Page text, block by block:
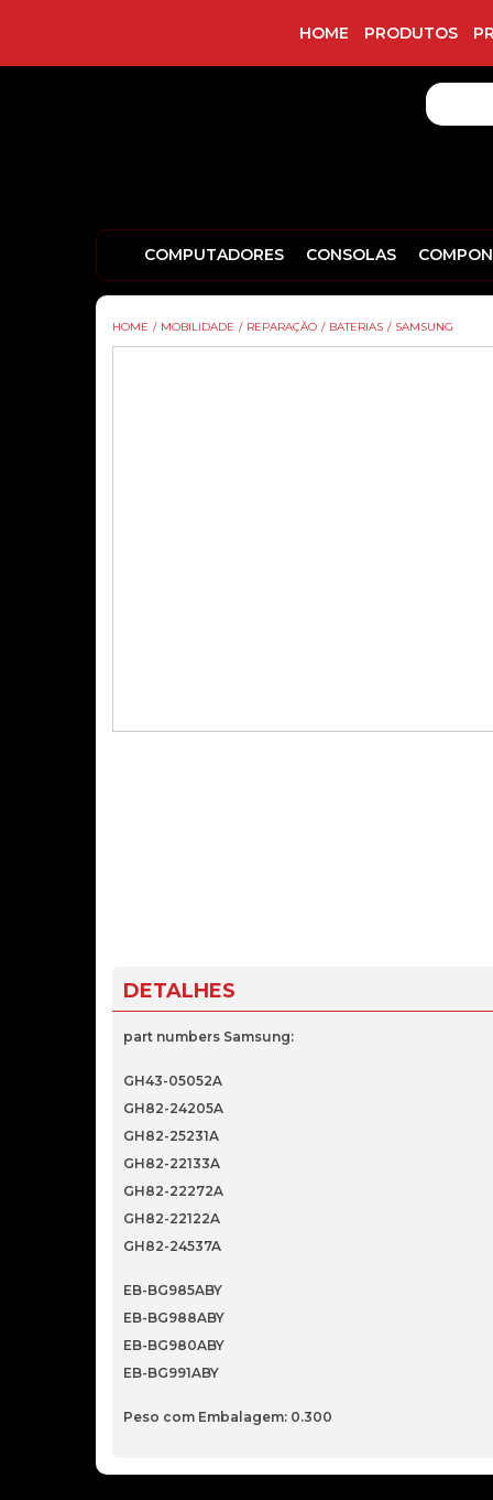
HOME PRODUTOS
COMPUTADORES CONSOLAS
HOME / MOBILIDADE / REPARAÇÃO / BATERIAS / SAMSUNG
DETALHES
part numbers Samsung:
GH43-05052A
GH82-24205A
GH82-25231A
GH82-22133A
GH82-22272A
GH82-22122A
GH82-24537A
EB-BG985ABY
EB-BG988ABY
EB-BG980ABY
EB-BG991ABY
Peso com Embalagem: 0.300